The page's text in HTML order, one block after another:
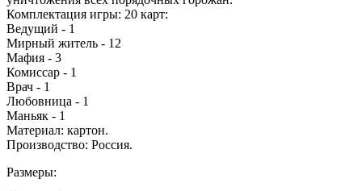
Комплектация игры: 20 карт:
Ведущий - 1
Мирный житель - 12
Мафия - 3
Комиссар - 1
Врач - 1
Любовница - 1
Маньяк - 1
Материал: картон.
Производство: Россия.
Размеры: